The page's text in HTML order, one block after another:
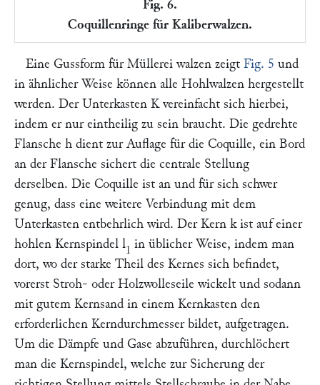
Fig. 6.
Coquillenringe für Kaliberwalzen.
Eine Gussform für Müllerei walzen zeigt Fig. 5 und
in ähnlicher Weise können alle Hohlwalzen hergestellt
werden. Der Unterkasten Kvereinfacht sich hierbei,
indem er nur eintheilig zu sein braucht. Die gedrehte
Flansche h dient zur Auflage für die Coquille, ein Bord
an der Flansche sichert die centrale Stellung
derselben. Die Coquille ist an und für sich schwer
genug, dass eine weitere Verbindung mit dem
Unterkasten entbehrlich wird. Der Kern kist auf einer
hohlen Kernspindel l1 in üblicher Weise, indem man
dort, wo der starke Theil des Kernes sich befindet,
vorerst Stroh- oder Holzwolleseile wickelt und sodann
mit gutem Kernsand in einem Kernkasten den
erforderlichen Kerndurchmesser bildet, aufgetragen.
Um die Dämpfe und Gase abzuführen, durchlöchert
man die Kernspindel, welche zur Sicherung der